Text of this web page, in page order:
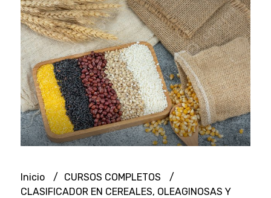
Inicio
CURSOS COMPLETOS
CLASIFICADOR EN CEREALES, OLEAGINOSAS Y